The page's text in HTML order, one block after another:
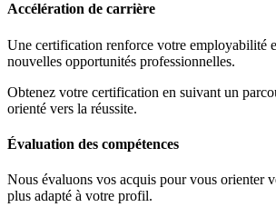
Accélération de carrière
Une certification renforce votre employabilité
nouvelles opportunités professionnelles.
Obtenez votre certification en suivant un
orienté vers la réussite.
Évaluation des compétences
Nous évaluons vos acquis pour vous orienter
plus adapté à votre profil.